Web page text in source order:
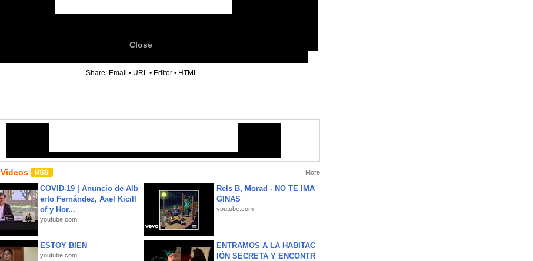
Close
Share: Email • URL • Editor • HTML
More
COVID-19 | Anuncio de Alb
erto Fernández, Axel Kicill
of y Hor...
youtube.com
Rels B, Morad - NO TE IMA
GINAS
youtube.com
ESTOY BIEN
youtube.com
ENTRAMOS A LA HABITAC
IÓN SECRETA Y ENCONTR